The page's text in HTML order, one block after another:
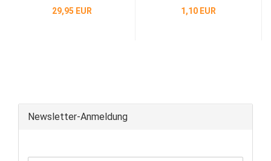
29,95 EUR 1,10 EUR
Newsletter-Anmeldung